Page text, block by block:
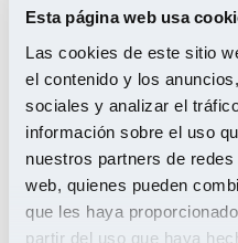
Esta página web usa
Las cookies de este sitio
el contenido y los
sociales y analizar el
información sobre el uso
nuestros partners de
web, quienes pueden
que les haya
partir del uso que haya